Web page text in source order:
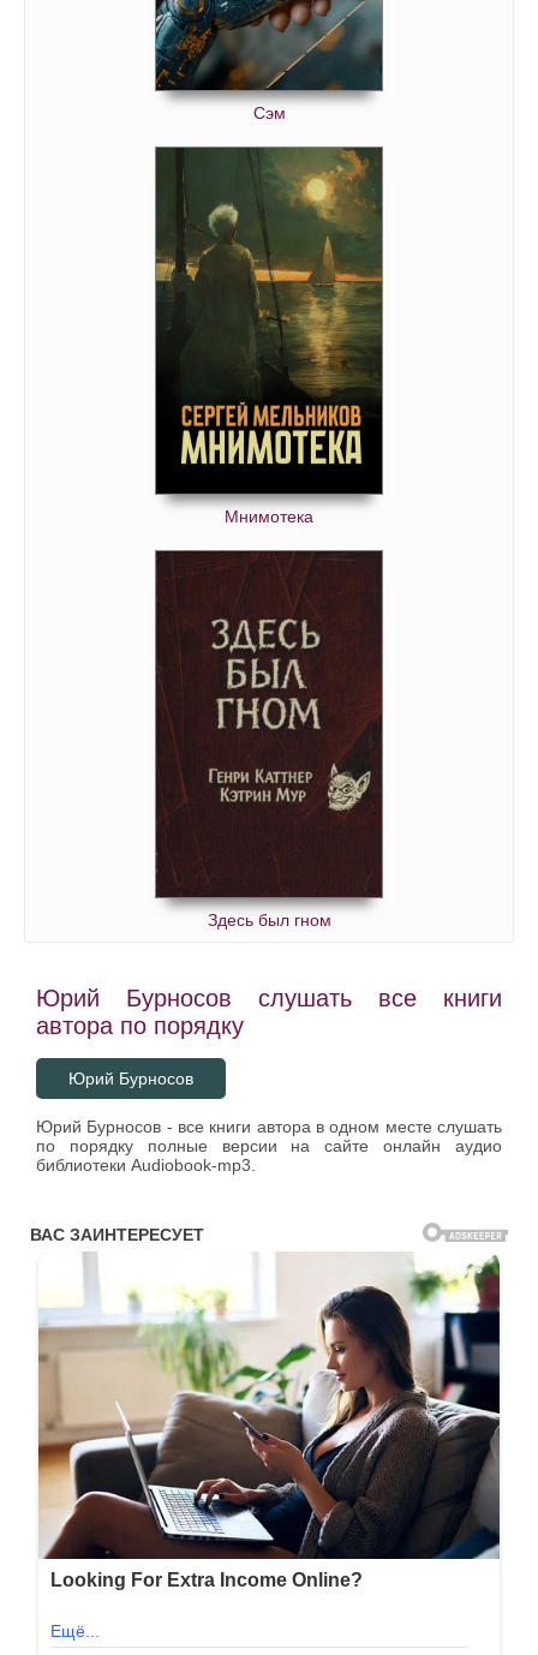
Сэм
Мнимотека
Здесь был гном
Юрий Бурносов слушать все книги
автора по порядку
Юрий Бурносов
Юрий Бурносов - все книги автора в одном месте слушать
по порядку полные версии на сайте онлайн аудио
библиотеки Audiobook-mp3.